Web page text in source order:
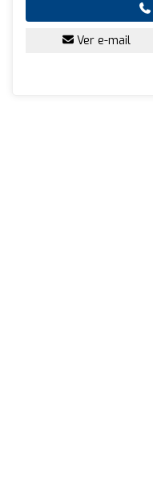
Ver e-mail